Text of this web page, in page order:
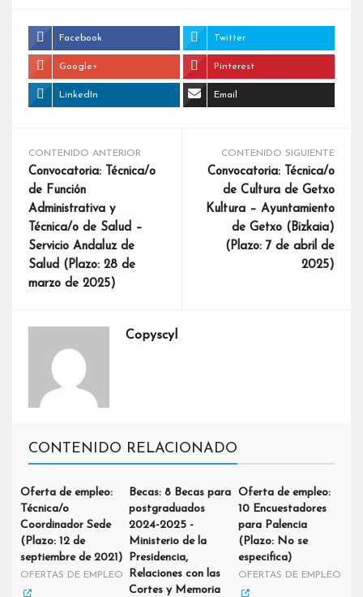
Facebook Twitter
Google+ Pinterest
LinkedIn Email
CONTENIDO ANTERIOR
Convocatoria: Técnica/o
de Función
Administrativa y
Técnica/o de Salud –
Servicio Andaluz de
Salud (Plazo: 28 de
marzo de 2025)
CONTENIDO SIGUIENTE
Convocatoria: Técnica/o
de Cultura de Getxo
Kultura – Ayuntamiento
de Getxo (Bizkaia)
(Plazo: 7 de abril de
2025)
Copyscyl
CONTENIDO RELACIONADO
Oferta de empleo:
Técnica/o
Coordinador Sede
(Plazo: 12 de
septiembre de 2021)
OFERTAS DE EMPLEO
Becas: 8 Becas para
postgraduados
2024-2025 -
Ministerio de la
Presidencia,
Relaciones con las
Cortes y Memoria
Oferta de empleo:
10 Encuestadores
para Palencia
(Plazo: No se
especifica)
OFERTAS DE EMPLEO